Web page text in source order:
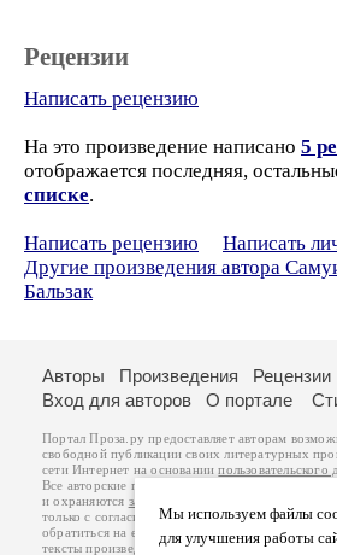
Рецензии
Написать рецензию
На это произведение написано 5
отображается последняя,
списке.
Написать рецензию
Написать
Другие произведения автора
Бальзак
Мы используем файлы
для улучшения работы
Авторы Произведения Рецензии
Вход для авторов
О портале
Портал Проза.ру предоставляет авторам
свободной публикации своих литературных
сети Интернет на основаниипользовательского
Все авторские права на произведения
и охраняются законом
. Перепечатка
только с согласия его автора, к которому вы
обратиться на его авторской странице.
тексты произведений авторы несут